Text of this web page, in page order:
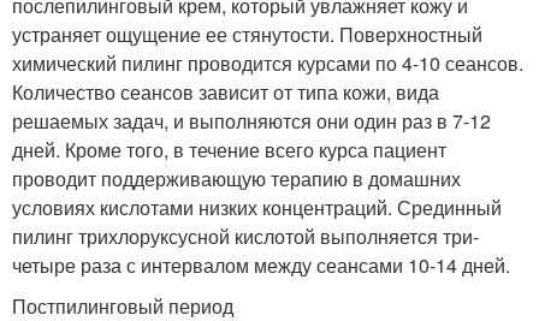
устраняет ощущение ее стянутости. Поверхностный
химический пилинг проводится курсами по 4-10 сеансов.
Количество сеансов зависит от типа кожи, вида
решаемых задач, и выполняются они один раз в 7-12
дней. Кроме того, в течение всего курса пациент
проводит поддерживающую терапию в домашних
условиях кислотами низких концентраций. Срединный
пилинг трихлоруксусной кислотой выполняется три-
четыре раза с интервалом между сеансами 10-14 дней.
Постпилинговый период